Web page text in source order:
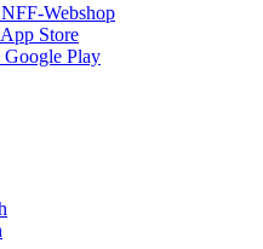
Webshop
Store
Play